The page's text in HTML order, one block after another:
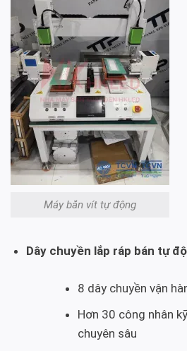
Máy bắn vít tự động
Dây chuyền lắp ráp bán tự
8 dây chuyền vận
Hơn 30 công nhân
chuyên sâu